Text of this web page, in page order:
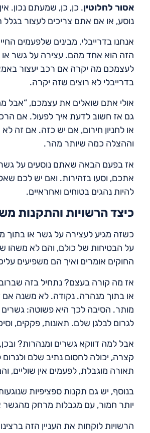
אסור לחלוטין. כן, כן, שמעתם נכון.
נוסע, או אם אתם צריכים לעצור
אנחנו בדרייבלי, מבינים שלפעמים
הזה הוא אחד מהם. עצירה על גשר
לעצמכם מה יקרה אם רכב יעצור
בדרייבלי לא רוצים שזה יקרה.
אולי אתם שואלים את עצמכם, “אבל
גם אז חשוב לדעת איך לפעול. אם
או לחניון חירום, אם יש כזה. אם זה
וההצלה כמה שיותר מהר.
אז בפעם הבאה שאתם נוסעים על גשר
אתכם, וסעו בזהירות. ואם יש לכם
להיות נהגים בטוחים ואחראיים.
כיצד הרשויות והתקנות
כשזה מגיע לעצירה על גשר או בתוך
על הבטיחות של כולם, והם לא משהו
החוקים אומרים ואיך הם משפיעים
אז מה קורה בעצם? נתחיל בזה
או בתוך מנהרה. נקודה. לא משנה
מותר. הסיבה לכך היא פשוטה: גשרים
לגרום לבלגן שלם. תאונות, פקקים,
אבל למה דווקא גשרים ומנהרות?
קצרה, יכולה לחסום נתיב שלם
תאורה מוגבלת, לפעמים אין שוליים,
בנוסף, יש גם תקנות ספציפיות
יותר חמור, עם מגבלות מרחק מהגשר
הרשויות לוקחות את העניין הזה